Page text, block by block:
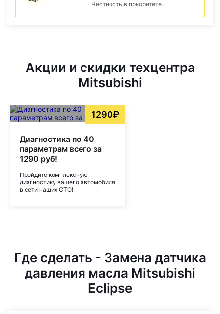
Честность в приоритете.
Акции и скидки техцентра
Mitsubishi
1290₽
Диагностика по 40
параметрам всего за
1290 руб!
Пройдите комплексную
диагностику вашего автомобиля
в сети наших СТО!
Где сделать - Замена датчика
давления масла Mitsubishi
Eclipse